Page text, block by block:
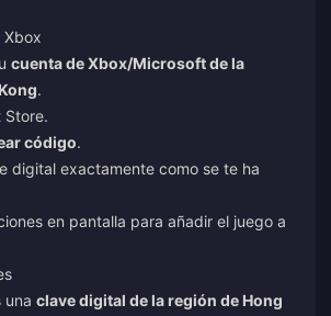
Xbox
cuenta de Xbox/Microsoft de la
.
Store.
código.
digital exactamente como se te ha
en pantalla para añadir el juego a
una clave digital de la región de Hong